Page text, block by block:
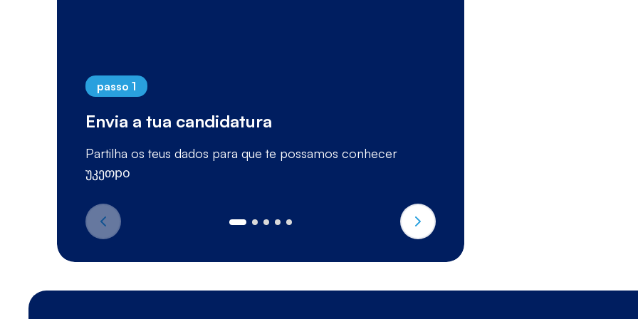
passo 1
Envia a tua candidatura
Partilha os teus dados para que te possamos conhecer
უკეთро